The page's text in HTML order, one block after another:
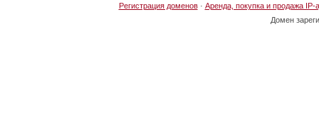
Регистрация доменов· Аренда, покупка и продажа IP-
Домен